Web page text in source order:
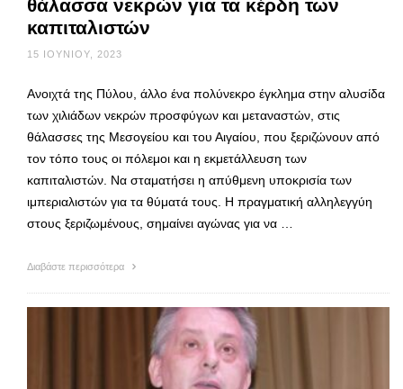
θάλασσα νεκρών για τα κέρδη των
καπιταλιστών
15 ΙΟΥΝΊΟΥ, 2023
Ανοιχτά της Πύλου, άλλο ένα πολύνεκρο έγκλημα στην αλυσίδα
των χιλιάδων νεκρών προσφύγων και μεταναστών, στις
θάλασσες της Μεσογείου και του Αιγαίου, που ξεριζώνουν από
τον τόπο τους οι πόλεμοι και η εκμετάλλευση των
καπιταλιστών. Να σταματήσει η απύθμενη υποκρισία των
ιμπεριαλιστών για τα θύματά τους. Η πραγματική αλληλεγγύη
στους ξεριζωμένους, σημαίνει αγώνας για να …
Διαβάστε περισσότερα